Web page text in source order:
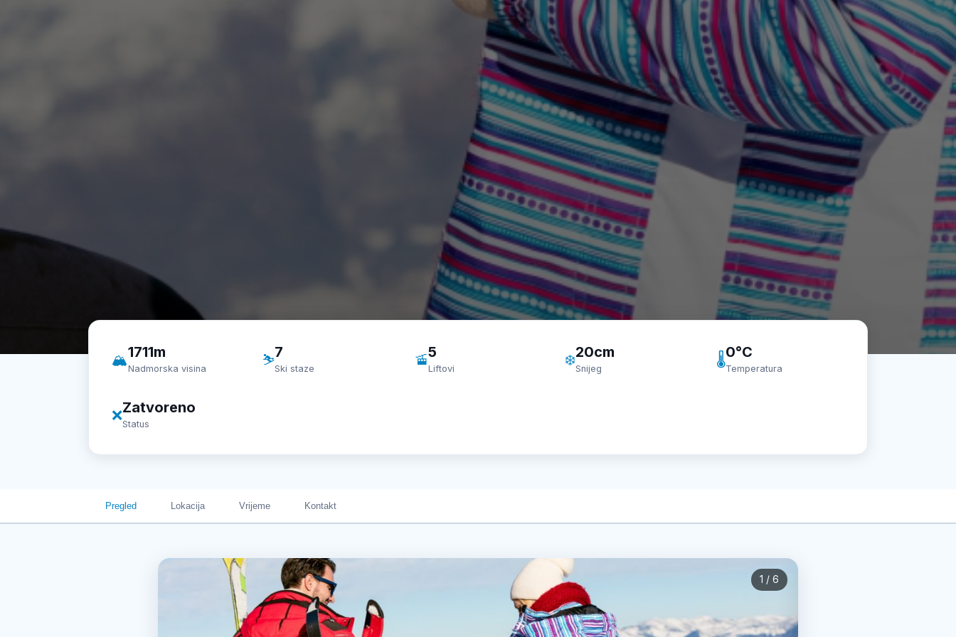
🏔️1711m
Nadmorska visina
⛷️7
Ski staze
🚡5
Liftovi
❄️20cm
Snijeg
🌡️0°C
Temperatura
❌Zatvoreno
Status
Pregled Lokacija Vrijeme Kontakt
1 / 6